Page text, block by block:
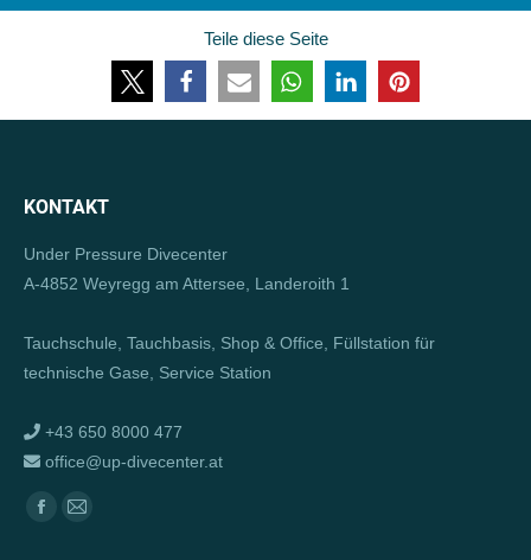
Teile diese Seite
KONTAKT
Under Pressure Divecenter
A-4852 Weyregg am Attersee, Landeroith 1
Tauchschule, Tauchbasis, Shop & Office, Füllstation für
technische Gase, Service Station
+43 650 8000 477
office@up-divecenter.at
Finden Sie uns auf:
Facebook
E-